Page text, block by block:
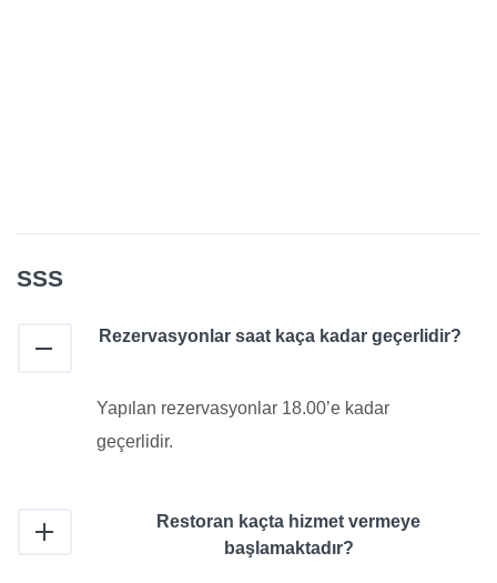
SSS
Rezervasyonlar saat kaça kadar geçerlidir?
Yapılan rezervasyonlar 18.00’e kadar
geçerlidir.
Restoran kaçta hizmet vermeye
başlamaktadır?